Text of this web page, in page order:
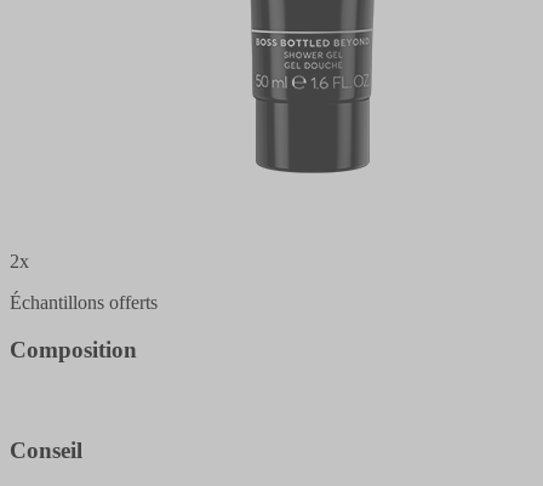
2x
Échantillons offerts
Composition
Conseil